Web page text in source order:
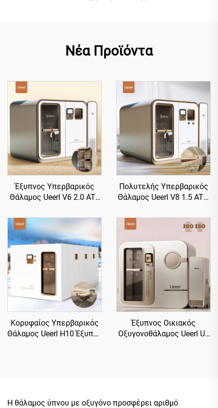
Νέα Προϊόντα
Έξυπνος Υπερβαρικός
Θάλαμος Ueerl V6 2.0 ATA
Τάξης για Βελτίωση του
Ύπνου
Πολυτελής Υπερβαρικός
Θάλαμος Ueerl V8 1.5 ATA,
Κορυφαίας Κατηγορίας
Κορυφαίος Υπερβαρικός
Θάλαμος Ueerl H10 Έξυπνη
Έξυπνος Οικιακός
Οξυγονοθάλαμος Ueerl U3
Η θάλαμος ύπνου με οξυγόνο προσφέρει αριθμό